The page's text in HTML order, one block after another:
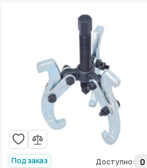
Под заказ Доступно: 0